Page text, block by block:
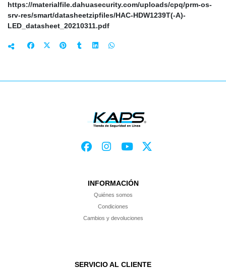
https://materialfile.dahuasecurity.com/uploads/cpq/prm-os-
srv-res/smart/datasheetzipfiles/HAC-HDW1239T(-A)-
LED_datasheet_20210311.pdf
INFORMACIÓN
Quiénes somos
Condiciones
Cambios y devoluciones
SERVICIO AL CLIENTE